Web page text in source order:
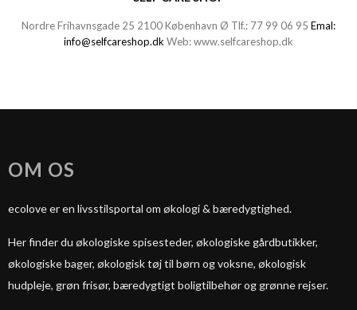
Nordre Frihavnsgade 25 2100 København Ø Tlf.: 77 99 06 95 Emal:
info@selfcareshop.dk Web:www.selfcareshop.dk
OM OS
ecolove er en livsstilsportal om økologi & bæredygtighed.
Her finder du økologiske spisesteder, økologiske gårdbutikker,
økologiske bager, økologisk tøj til børn og voksne, økologisk
hudpleje, grøn frisør, bæredygtigt boligtilbehør og grønne rejser.